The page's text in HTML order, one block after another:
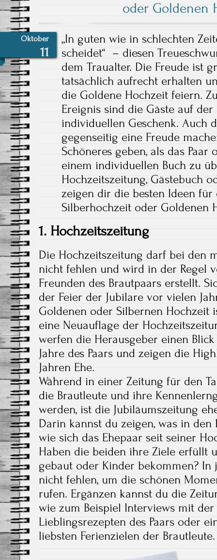
oder Goldenen
Oktober
11
„In guten wie in schlechten
scheidet“ – diesen
dem Traualter. Die Freude ist
tatsächlich aufrecht erhalten
die Goldene Hochzeit feiern.
Ereignis sind die Gäste auf
individuellen Geschenk. Auch
gegenseitig eine Freude
Schöneres geben, als das
einem individuellen Buch zu
Hochzeitszeitung, Gästebuch
zeigen dir die besten Ideen
Silberhochzeit oder Goldenen
1. Hochzeitszeitung
Die Hochzeitszeitung darf bei den
nicht fehlen und wird in der Regel
Freunden des Brautpaars erstellt.
der Feier der Jubilare vor vielen
Goldenen oder Silbernen Hochzeit
eine Neuauflage der
werfen die Herausgeber einen
Jahre des Paars und zeigen die
Jahren Ehe.
Während in einer Zeitung für den
die Brautleute und ihre
werden, ist die Jubiläumszeitung
Darin kannst du zeigen, was in den
wie sich das Ehepaar seit seiner
Haben die beiden ihre Ziele erfüllt
gebaut oder Kinder bekommen? In
nicht fehlen, um die schönen
rufen. Ergänzen kannst du die
wie zum Beispiel Interviews mit der
Lieblingsrezepten des Paars oder
liebsten Ferienzielen der Brautleute.